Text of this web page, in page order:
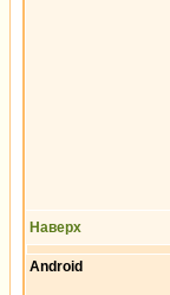
Наверх
Android